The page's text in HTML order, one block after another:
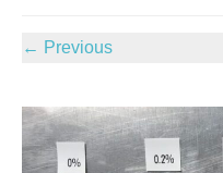
← Previous